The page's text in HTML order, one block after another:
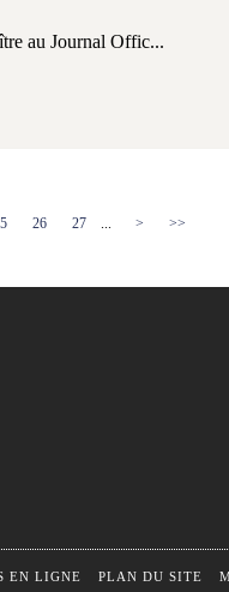
au Journal Offic...
26 27 ... > >>
EN LIGNE PLAN DU SITE